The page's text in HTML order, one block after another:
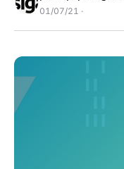
01/07/21 ·